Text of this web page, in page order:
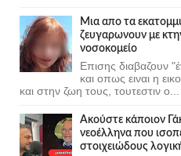
Μια απο τα
ζευγαρωνουν με
νοσοκομείο
Επισης διαβαζουν
και οπως ειναι η
και στην ζωη τους, τουτεστιν ο...
Ακούστε κάποιον
νεοέλληνα που
στοιχειώδους